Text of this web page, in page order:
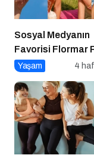
Sosyal Medyanın
Favorisi Flormar
Liquid Blush
Yaşam 4